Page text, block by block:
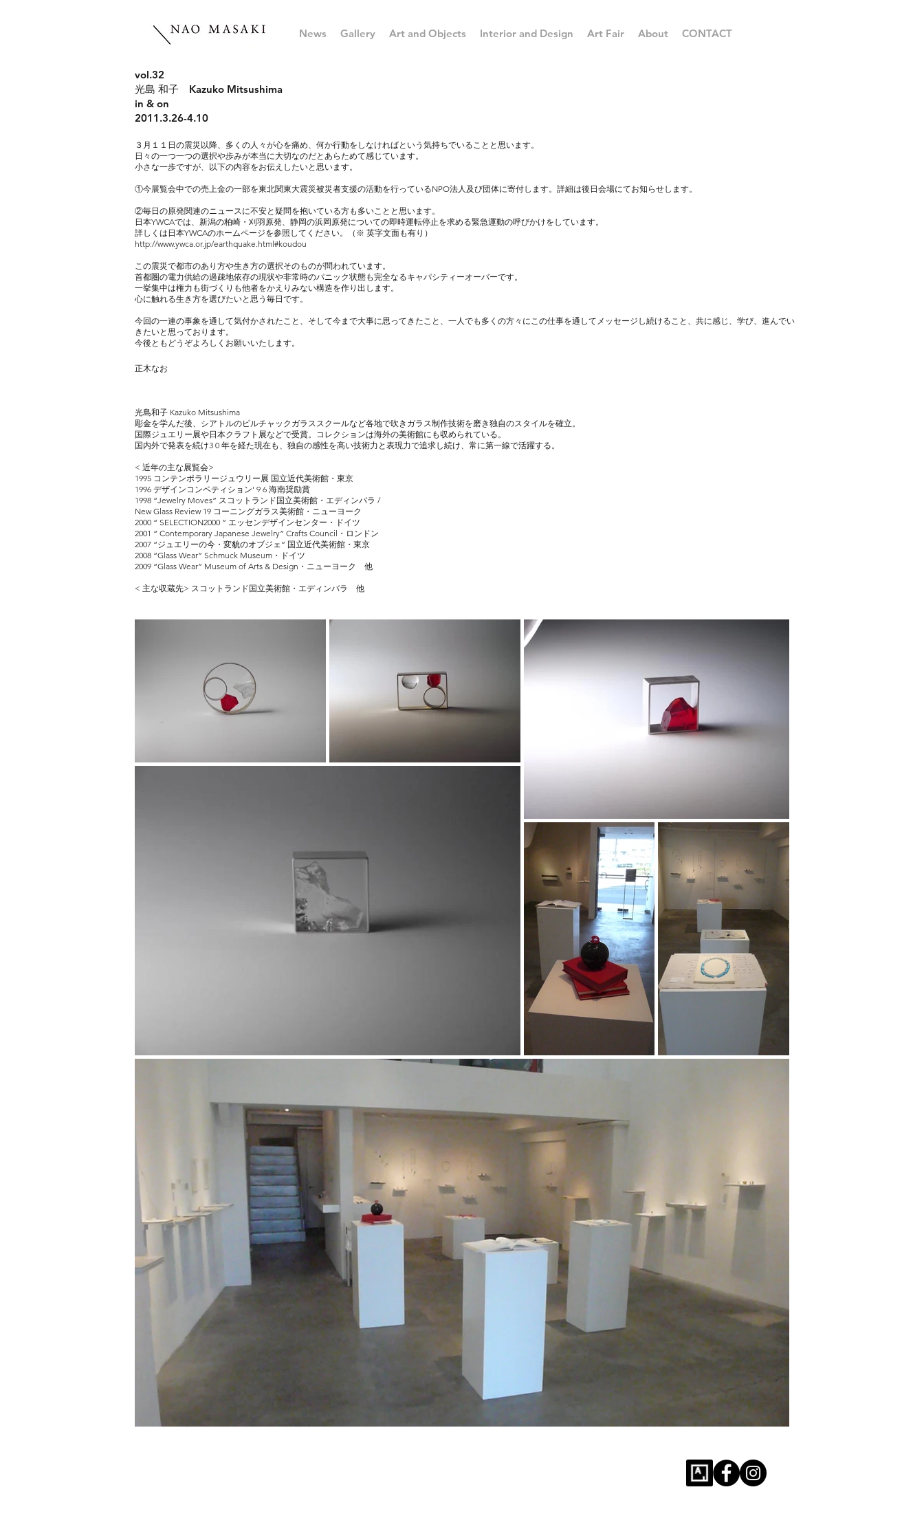
News Gallery Art and Objects Interior and Design Art Fair About CONTACT
vol.32
光島 和子 Kazuko Mitsushima
in & on
2011.3.26-4.10
３月１１日の震災以降、多くの人々が心を痛め、何か行動をしなければという気持ちでいることと思います。
日々の一つ一つの選択や歩みが本当に大切なのだとあらためて感じています。
小さな一歩ですが、以下の内容をお伝えしたいと思います。
①今展覧会中での売上金の一部を東北関東大震災被災者支援の活動を行っているNPO法人及び団体に寄付します。詳細は後日会場にてお知らせします。
②毎日の原発関連のニュースに不安と疑問を抱いている方も多いことと思います。
日本YWCAでは、新潟の柏崎・刈羽原発、静岡の浜岡原発についての即時運転停止を求める緊急運動の呼びかけをしています。
詳しくは日本YWCAのホームページを参照してください。（※ 英字文面も有り）
http://www.ywca.or.jp/earthquake.html#koudou
この震災で都市のあり方や生き方の選択そのものが問われています。
首都圏の電力供給の過疎地依存の現状や非常時のパニック状態も完全なるキャパシティーオーバーです。
一挙集中は権力も街づくりも他者をかえりみない構造を作り出します。
心に触れる生き方を選びたいと思う毎日です。
今回の一連の事象を通して気付かされたこと、そして今まで大事に思ってきたこと、一人でも多くの方々にこの仕事を通してメッセージし続けること、共に感じ、学び、進んでい
きたいと思っております。
今後ともどうぞよろしくお願いいたします。
正木なお
光島和子 Kazuko Mitsushima
彫金を学んだ後、シアトルのピルチャックガラススクールなど各地で吹きガラス制作技術を磨き独自のスタイルを確立。
国際ジュエリー展や日本クラフト展などで受賞。コレクションは海外の美術館にも収められている。
国内外で発表を続け3 0 年を経た現在も、独自の感性を高い技術力と表現力で追求し続け、常に第一線で活躍する。
< 近年の主な展覧会>
1995 コンテンポラリージュウリー展 国立近代美術館・東京
1996 デザインコンペティション' 9 6 海南奨励賞
1998 “Jewelry Moves” スコットランド国立美術館・エディンバラ /
New Glass Review 19 コーニングガラス美術館・ニューヨーク
2000 “ SELECTION2000 ” エッセンデザインセンター・ドイツ
2001 “ Contemporary Japanese Jewelry” Crafts Council・ロンドン
2007 “ジュエリーの今・変貌のオブジェ” 国立近代美術館・東京
2008 “Glass Wear” Schmuck Museum・ドイツ
2009 “Glass Wear” Museum of Arts & Design・ニューヨーク 他
< 主な収蔵先> スコットランド国立美術館・エディンバラ 他